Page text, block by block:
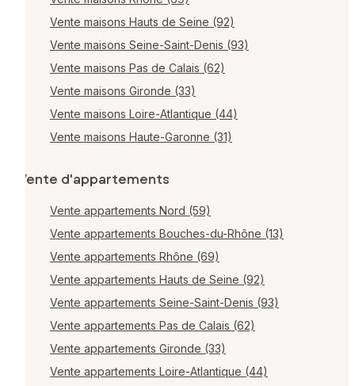
Vente maisons Hauts de Seine (92)
Vente maisons Seine-Saint-Denis (93)
Vente maisons Pas de Calais (62)
Vente maisons Gironde (33)
Vente maisons Loire-Atlantique (44)
Vente maisons Haute-Garonne (31)
Vente d'appartements
Vente appartements Nord (59)
Vente appartements Bouches-du-Rhône (13)
Vente appartements Rhône (69)
Vente appartements Hauts de Seine (92)
Vente appartements Seine-Saint-Denis (93)
Vente appartements Pas de Calais (62)
Vente appartements Gironde (33)
Vente appartements Loire-Atlantique (44)